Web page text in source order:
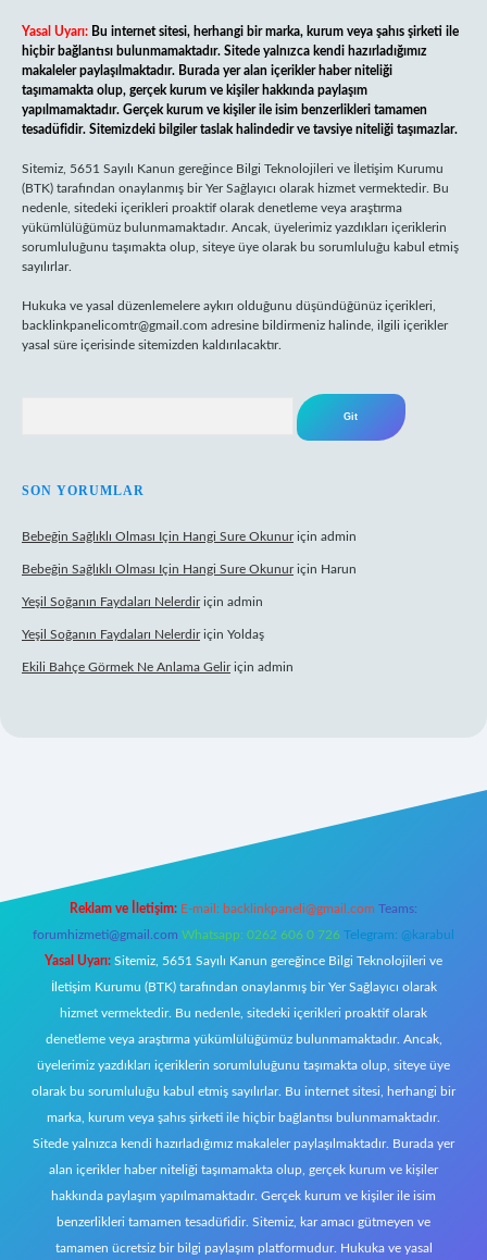
Yasal Uyarı: Bu internet sitesi, herhangi bir marka, kurum veya şahıs şirketi ile
hiçbir bağlantısı bulunmamaktadır. Sitede yalnızca kendi hazırladığımız
makaleler paylaşılmaktadır. Burada yer alan içerikler haber niteliği
taşımamakta olup, gerçek kurum ve kişiler hakkında paylaşım
yapılmamaktadır. Gerçek kurum ve kişiler ile isim benzerlikleri tamamen
tesadüfidir. Sitemizdeki bilgiler taslak halindedir ve tavsiye niteliği taşımazlar.
Sitemiz, 5651 Sayılı Kanun gereğince Bilgi Teknolojileri ve İletişim Kurumu
(BTK) tarafından onaylanmış bir Yer Sağlayıcı olarak hizmet vermektedir. Bu
nedenle, sitedeki içerikleri proaktif olarak denetleme veya araştırma
yükümlülüğümüz bulunmamaktadır. Ancak, üyelerimiz yazdıkları içeriklerin
sorumluluğunu taşımakta olup, siteye üye olarak bu sorumluluğu kabul etmiş
sayılırlar.
Hukuka ve yasal düzenlemelere aykırı olduğunu düşündüğünüz içerikleri,
backlinkpanelicomtr@gmail.com adresine bildirmeniz halinde, ilgili içerikler
yasal süre içerisinde sitemizden kaldırılacaktır.
SON YORUMLAR
Bebeğin Sağlıklı Olması Için Hangi Sure Okunuriçin admin
Bebeğin Sağlıklı Olması Için Hangi Sure Okunuriçin Harun
Yeşil Soğanın Faydaları Nelerdiriçin admin
Yeşil Soğanın Faydaları Nelerdiriçin Yoldaş
Ekili Bahçe Görmek Ne Anlama Geliriçin admin
Reklam ve İletişim: E-mail: backlinkpaneli@gmail.com Teams:
forumhizmeti@gmail.com Whatsapp: 0262 606 0 726 Telegram: @karabul
Yasal Uyarı: Sitemiz, 5651 Sayılı Kanun gereğince Bilgi Teknolojileri ve
İletişim Kurumu (BTK) tarafından onaylanmış bir Yer Sağlayıcı olarak
hizmet vermektedir. Bu nedenle, sitedeki içerikleri proaktif olarak
denetleme veya araştırma yükümlülüğümüz bulunmamaktadır. Ancak,
üyelerimiz yazdıkları içeriklerin sorumluluğunu taşımakta olup, siteye üye
olarak bu sorumluluğu kabul etmiş sayılırlar. Bu internet sitesi, herhangi bir
marka, kurum veya şahıs şirketi ile hiçbir bağlantısı bulunmamaktadır.
Sitede yalnızca kendi hazırladığımız makaleler paylaşılmaktadır. Burada yer
alan içerikler haber niteliği taşımamakta olup, gerçek kurum ve kişiler
hakkında paylaşım yapılmamaktadır. Gerçek kurum ve kişiler ile isim
benzerlikleri tamamen tesadüfidir. Sitemiz, kar amacı gütmeyen ve
tamamen ücretsiz bir bilgi paylaşım platformudur. Hukuka ve yasal